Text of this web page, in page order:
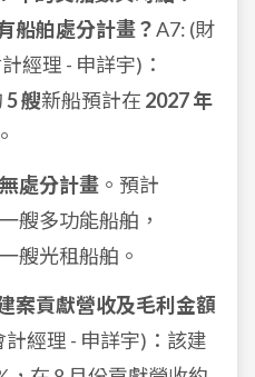
船舶處分計畫？A7: (財
經理 - 申詳宇)：
5 艘新船預計在 2027 年
處分計畫 。預計
艘多功能船舶，
艘光租船舶。
案貢獻營收及毛利金額
計經理 - 申詳宇)：該建